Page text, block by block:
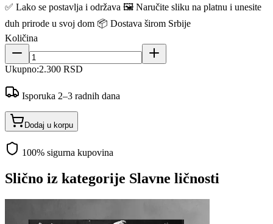
✅ Lako se postavlja i održava 🖼️ Naručite sliku na platnu i unesite
duh prirode u svoj dom 📦 Dostava širom Srbije
Količina
Ukupno:2.300 RSD
Isporuka 2–3 radnih dana
Dodaj u korpu
100% sigurna kupovina
Slično iz kategorije Slavne ličnosti